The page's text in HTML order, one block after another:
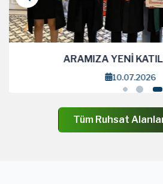
ARAMIZA YENİ
Tüm Ruhsat